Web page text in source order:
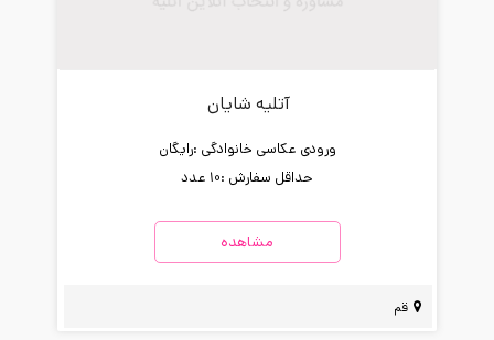
آتلیه شایان
ورودی عکاسی خانوادگی :رایگان
حداقل سفارش :10 عدد
مشاهده
قم